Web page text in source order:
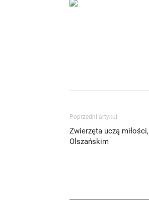
Poprzedni artykuł
Zwierzęta uczą
Olszańskim